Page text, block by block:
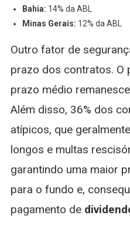
Bahia: 14% da ABL
Minas Gerais: 12% da ABL
Outro fator de
prazo dos contratos. O
prazo médio
Além disso, 36% dos
atípicos, que
longos e multas
garantindo uma maior
para o fundo e,
pagamento de